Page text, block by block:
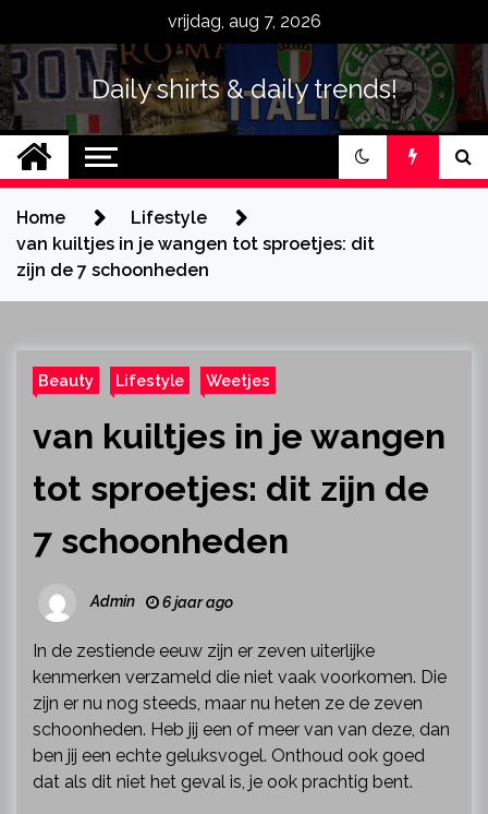
content
vrijdag, aug 7, 2026
Daily shirts & daily trends!
Home
Lifestyle
van kuiltjes in je wangen tot sproetjes: dit
zijn de 7 schoonheden
Beauty Lifestyle Weetjes
van kuiltjes in je wangen
tot sproetjes: dit zijn de
7 schoonheden
Admin 6 jaar ago
In de zestiende eeuw zijn er zeven uiterlijke
kenmerken verzameld die niet vaak voorkomen. Die
zijn er nu nog steeds, maar nu heten ze de zeven
schoonheden. Heb jij een of meer van van deze, dan
ben jij een echte geluksvogel. Onthoud ook goed
dat als dit niet het geval is, je ook prachtig bent.